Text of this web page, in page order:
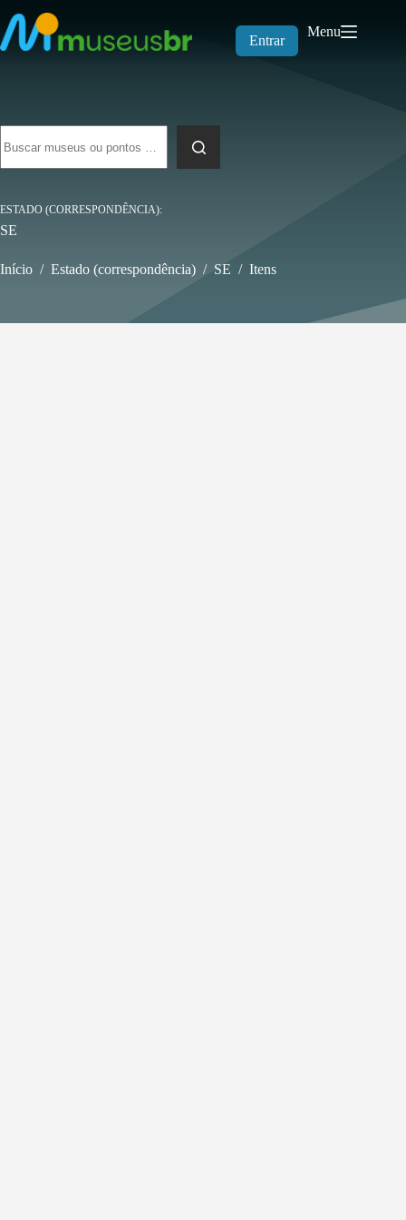
para
o
conteúdo
Entrar
Menu
resultados
ESTADO (CORRESPONDÊNCIA)
SE
Início / Estado (correspondência) / SE / Itens